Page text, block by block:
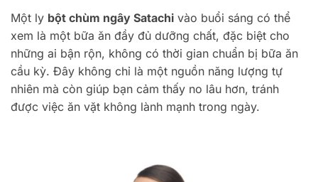
Một ly bột chùm ngây Satachi vào buổi sáng có thể
xem là một bữa ăn đầy đủ dưỡng chất, đặc biệt cho
những ai bận rộn, không có thời gian chuẩn bị bữa ăn
cầu kỳ. Đây không chỉ là một nguồn năng lượng tự
nhiên mà còn giúp bạn cảm thấy no lâu hơn, tránh
được việc ăn vặt không lành mạnh trong ngày.